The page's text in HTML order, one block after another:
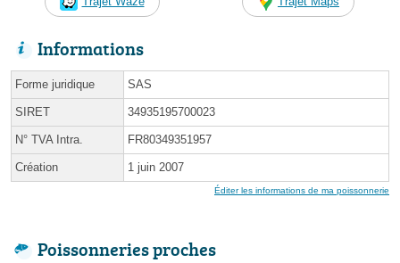
Informations
Forme juridique SAS
SIRET 34935195700023
N° TVA Intra. FR80349351957
Création 1 juin 2007
Éditer les informations de ma poissonnerie
Poissonneries proches